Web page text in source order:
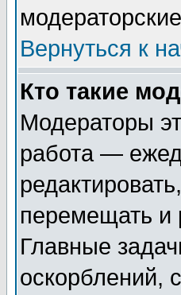
Вернуться к
Кто такие
Модераторы
работа —
перемещать и
Главные
оскорблений,